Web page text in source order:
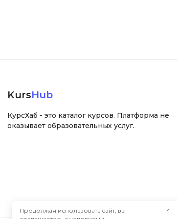
KursHub
КурсХаб - это каталог курсов. Платформа не
оказывает образовательных услуг.
Продолжая использовать сайт, вы